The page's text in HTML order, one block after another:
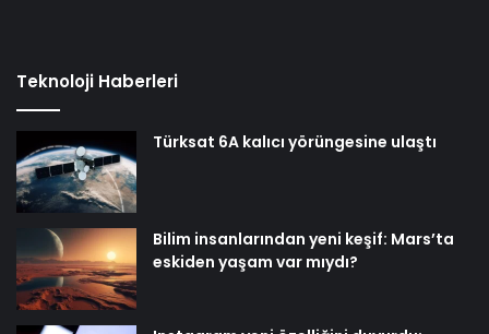
Teknoloji Haberleri
Türksat 6A kalıcı yörüngesine ulaştı
Bilim insanlarından yeni keşif: Mars’ta
eskiden yaşam var mıydı?